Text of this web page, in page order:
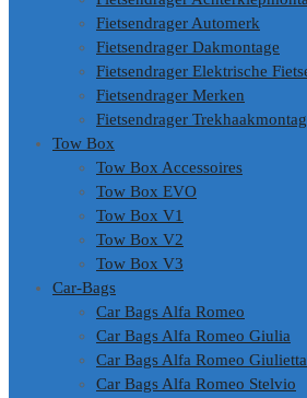
Fietsendrager Automerk
Fietsendrager Dakmontage
Fietsendrager Elektrische
Fietsendrager Merken
Fietsendrager
Tow Box
Tow Box Accessoires
Tow Box EVO
Tow Box V1
Tow Box V2
Tow Box V3
Car-Bags
Car Bags Alfa Romeo
Car Bags Alfa Romeo Giulia
Car Bags Alfa Romeo Giulietta
Car Bags Alfa Romeo Stelvio